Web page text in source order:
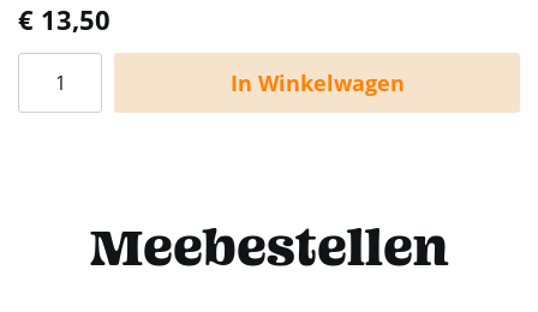
€ 13,50
In Winkelwagen
Meebestellen